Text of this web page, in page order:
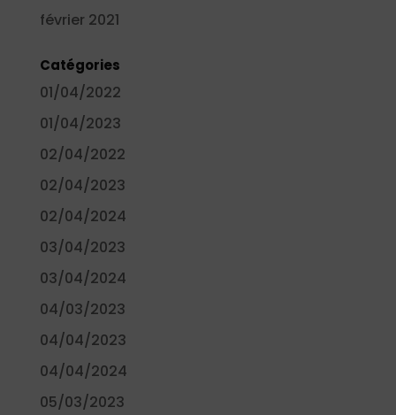
février 2021
Catégories
01/04/2022
01/04/2023
02/04/2022
02/04/2023
02/04/2024
03/04/2023
03/04/2024
04/03/2023
04/04/2023
04/04/2024
05/03/2023